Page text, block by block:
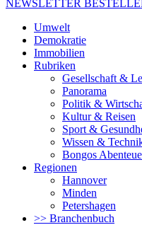
NEWSLETTER
Umwelt
Demokratie
Immobilien
Rubriken
Gesellschaft &
Panorama
Politik &
Kultur & Reisen
Sport &
Wissen &
Bongos
Regionen
Hannover
Minden
Petershagen
>> Branchenbuch